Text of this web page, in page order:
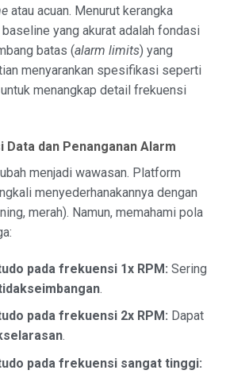
atau acuan. Menurut kerangka
yang akurat adalah fondasi
batas (alarm limits) yang
menyarankan spesifikasi seperti
menangkap detail frekuensi
dan Penanganan Alarm
menjadi wawasan. Platform
menyederhanakannya dengan
merah). Namun, memahami pola
pada frekuensi 1x RPM: Sering
.
pada frekuensi 2x RPM: Dapat
.
pada frekuensi sangat tinggi: